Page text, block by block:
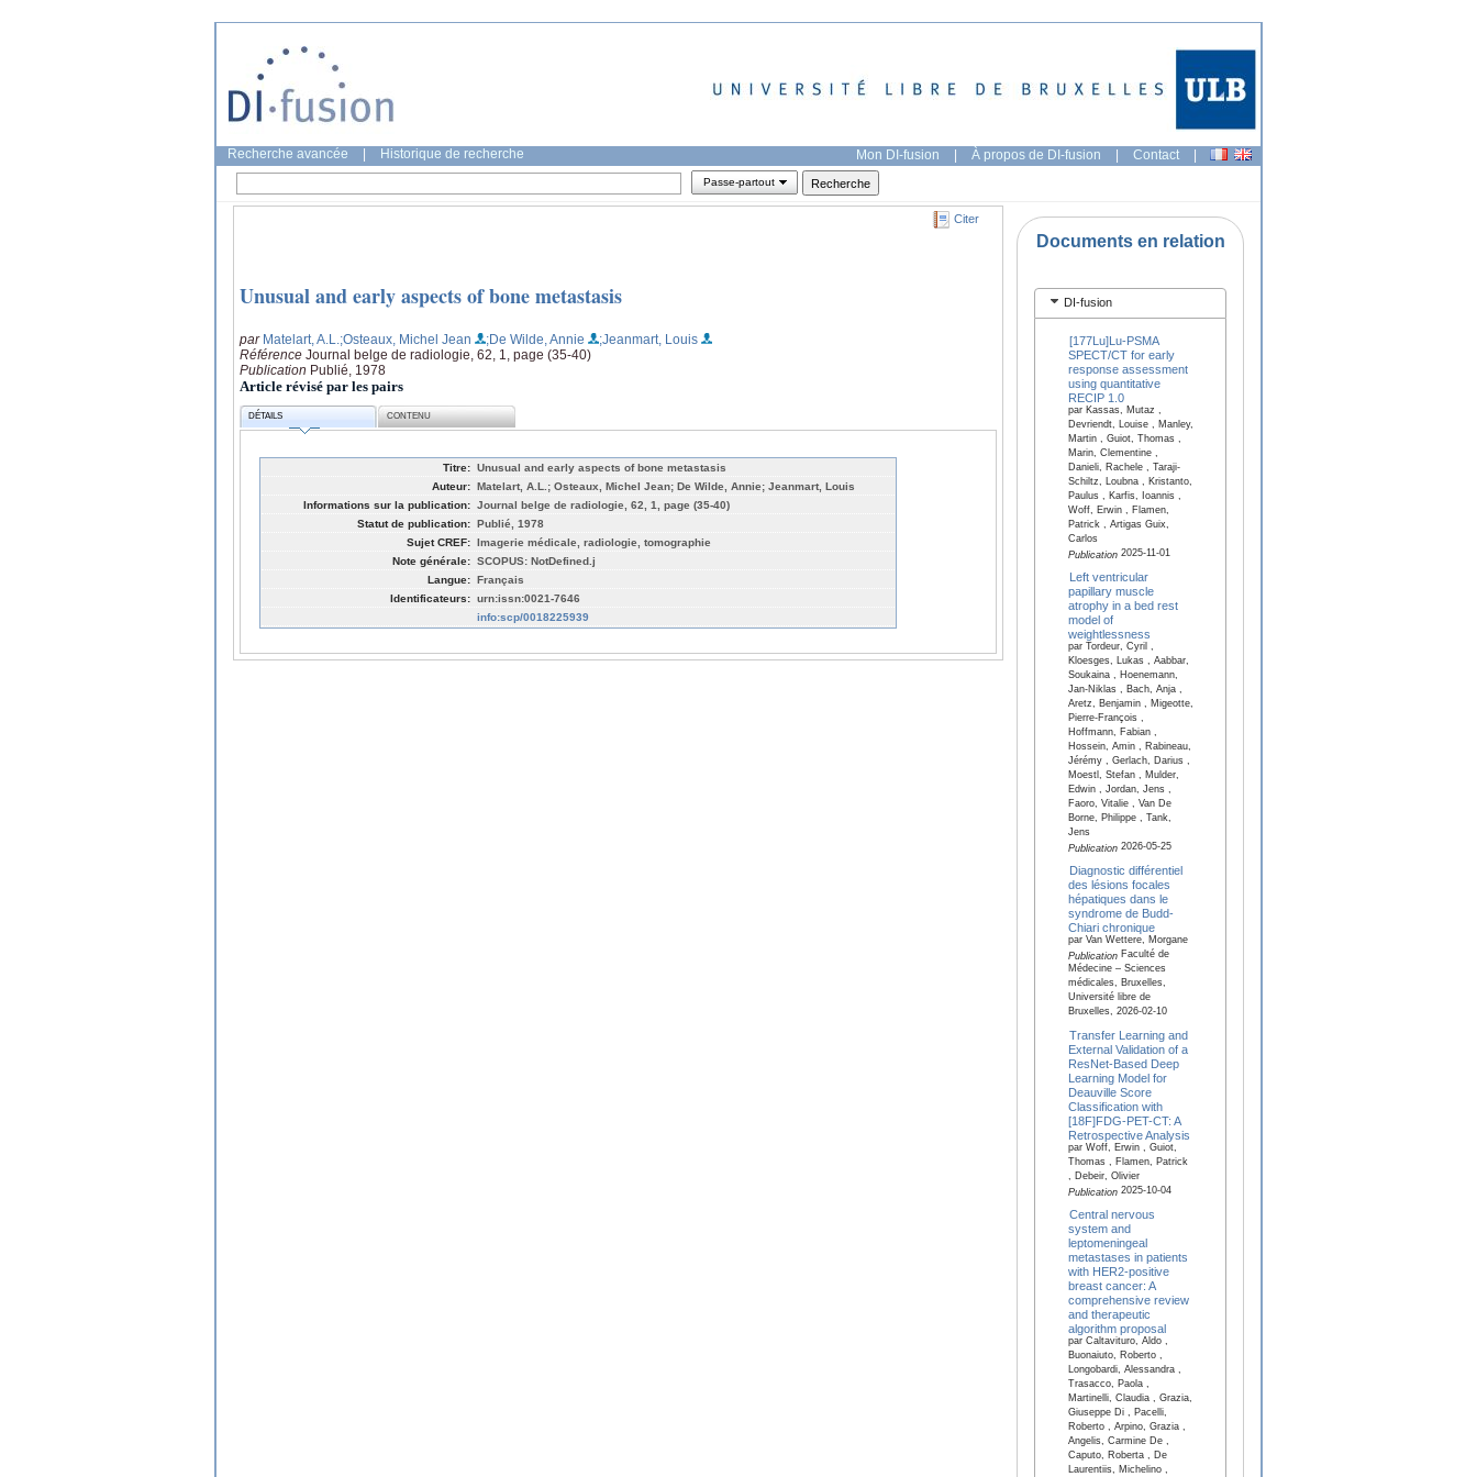
Recherche avancée Historique de recherche Mon DI-fusion | À propos de DI-fusion | Contact |
Passe-partout
Citer
Unusual and early aspects of bone metastasis
par Matelart, A.L. ;Osteaux, Michel Jean ;De Wilde, Annie
;Jeanmart, Louis
Référence Journal belge de radiologie, 62, 1, page (35-40)
Publication Publié, 1978
Article révisé par les pairs
DÉTAILS CONTENU
Titre: Unusual and early aspects of bone metastasis
Auteur: Matelart, A.L.; Osteaux, Michel Jean; De Wilde, Annie; Jeanmart, Louis
Informations sur la publication: Journal belge de radiologie, 62, 1, page (35-40)
Statut de publication: Publié, 1978
Sujet CREF: Imagerie médicale, radiologie, tomographie
Note générale: SCOPUS: NotDefined.j
Langue: Français
Identificateurs: urn:issn:0021-7646
info:scp/0018225939
Documents en relation
DI-fusion
[177Lu]Lu-PSMA
SPECT/CT for early
response assessment
using quantitative
RECIP 1.0
par Kassas, Mutaz ,
Devriendt, Louise , Manley,
Martin , Guiot, Thomas ,
Marin, Clementine ,
Danieli, Rachele , Taraji-
Schiltz, Loubna , Kristanto,
Paulus , Karfis, Ioannis ,
Woff, Erwin , Flamen,
Patrick , Artigas Guix,
Carlos
Publication2025-11-01
Left ventricular
papillary muscle
atrophy in a bed rest
model of
weightlessness
par Tordeur, Cyril ,
Kloesges, Lukas , Aabbar,
Soukaina , Hoenemann,
Jan-Niklas , Bach, Anja ,
Aretz, Benjamin , Migeotte,
Pierre-François ,
Hoffmann, Fabian ,
Hossein, Amin , Rabineau,
Jérémy , Gerlach, Darius ,
Moestl, Stefan , Mulder,
Edwin , Jordan, Jens ,
Faoro, Vitalie , Van De
Borne, Philippe , Tank,
Jens
Publication2026-05-25
Diagnostic différentiel
des lésions focales
hépatiques dans le
syndrome de Budd-
Chiari chronique
par Van Wettere, Morgane
PublicationFaculté de
Médecine – Sciences
médicales, Bruxelles,
Université libre de
Bruxelles, 2026-02-10
Transfer Learning and
External Validation of a
ResNet-Based Deep
Learning Model for
Deauville Score
Classification with
[18F]FDG-PET-CT: A
Retrospective Analysis
par Woff, Erwin , Guiot,
Thomas , Flamen, Patrick
, Debeir, Olivier
Publication2025-10-04
Central nervous
system and
leptomeningeal
metastases in patients
with HER2-positive
breast cancer: A
comprehensive review
and therapeutic
algorithm proposal
par Caltavituro, Aldo ,
Buonaiuto, Roberto ,
Longobardi, Alessandra ,
Trasacco, Paola ,
Martinelli, Claudia , Grazia,
Giuseppe Di , Pacelli,
Roberto , Arpino, Grazia ,
Angelis, Carmine De ,
Caputo, Roberta , De
Laurentiis, Michelino ,